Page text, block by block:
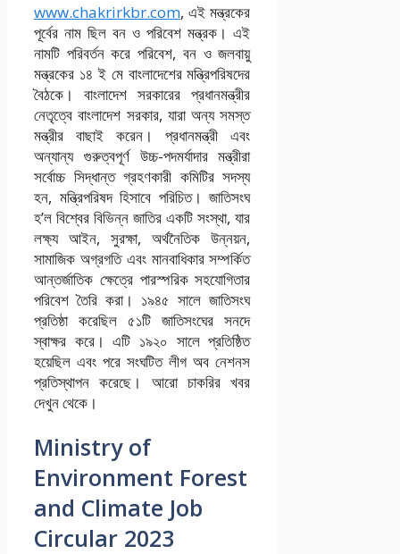
www.chakrirkbr.com, এই মন্ত্রকের
পূর্বের নাম ছিল বন ও পরিবেশ মন্ত্রক। এই
নামটি পরিবর্তন করে পরিবেশ, বন ও জলবায়ু
মন্ত্রকের ১৪ ই মে বাংলাদেশের মন্ত্রিপরিষদের
বৈঠকে। বাংলাদেশ সরকারের প্রধানমন্ত্রীর
নেতৃত্বে বাংলাদেশ সরকার, যারা অন্য সমস্ত
মন্ত্রীর বাছাই করেন। প্রধানমন্ত্রী এবং
অন্যান্য গুরুত্বপূর্ণ উচ্চ-পদমর্যাদার মন্ত্রীরা
সর্বোচ্চ সিদ্ধান্ত গ্রহণকারী কমিটির সদস্য
হন, মন্ত্রিপরিষদ হিসাবে পরিচিত। জাতিসংঘ
হ’ল বিশ্বের বিভিন্ন জাতির একটি সংস্থা, যার
লক্ষ্য আইন, সুরক্ষা, অর্থনৈতিক উন্নয়ন,
সামাজিক অগ্রগতি এবং মানবাধিকার সম্পর্কিত
আন্তর্জাতিক ক্ষেত্রে পারস্পরিক সহযোগিতার
পরিবেশ তৈরি করা। ১৯৪৫ সালে জাতিসংঘ
প্রতিষ্ঠা করেছিল ৫১টি জাতিসংঘের সনদে
স্বাক্ষর করে। এটি ১৯২০ সালে প্রতিষ্ঠিত
হয়েছিল এবং পরে সংঘটিত লীগ অব নেশনস
প্রতিস্থাপন করেছে। আরো চাকরির খবর
দেখুন থেকে।
Ministry of
Environment Forest
and Climate Job
Circular 2023